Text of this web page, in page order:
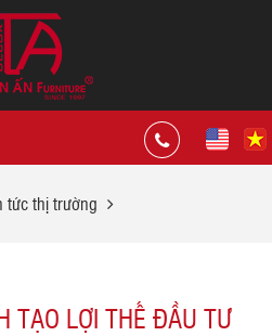
tức thị trường
TẠO LỢI THẾ ĐẦU TƯ